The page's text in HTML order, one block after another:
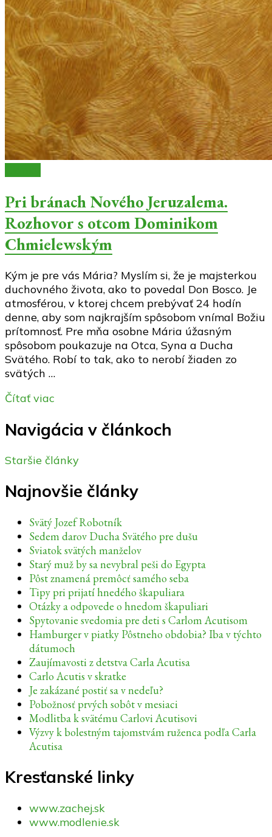
Pri bránach Nového Jeruzalema.
Rozhovor s otcom Dominikom
Chmielewským
Kým je pre vás Mária? Myslím si, že je majsterkou
duchovného života, ako to povedal Don Bosco. Je
atmosférou, v ktorej chcem prebývať 24 hodín
denne, aby som najkrajším spôsobom vnímal Božiu
prítomnosť. Pre mňa osobne Mária úžasným
spôsobom poukazuje na Otca, Syna a Ducha
Svätého. Robí to tak, ako to nerobí žiaden zo
svätých …
Čítať viac
Navigácia v článkoch
Staršie články
Najnovšie články
Svätý Jozef Robotník
Sedem darov Ducha Svätého pre dušu
Sviatok svätých manželov
Starý muž by sa nevybral peši do Egypta
Pôst znamená premôcť samého seba
Tipy pri prijatí hnedého škapuliara
Otázky a odpovede o hnedom škapuliari
Spytovanie svedomia pre deti s Carlom Acutisom
Hamburger v piatky Pôstneho obdobia? Iba v týchto
dátumoch
Zaujímavosti z detstva Carla Acutisa
Carlo Acutis v skratke
Je zakázané postiť sa v nedeľu?
Pobožnosť prvých sobôt v mesiaci
Modlitba k svätému Carlovi Acutisovi
Výzvy k bolestným tajomstvám ruženca podľa Carla
Acutisa
Kresťanské linky
www.zachej.sk
www.modlenie.sk